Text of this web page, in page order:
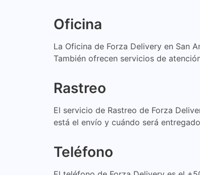
Oficina
La Oficina de Forza Delivery en San
También ofrecen servicios de
Rastreo
El servicio de Rastreo de Forza
está el envío y cuándo será
Teléfono